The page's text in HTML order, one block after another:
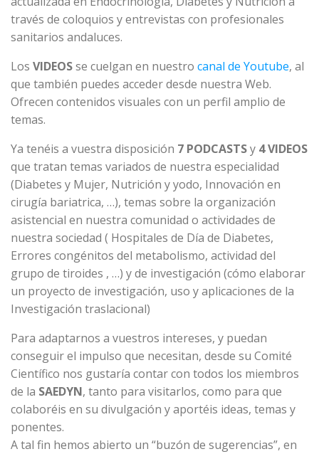
través de coloquios y entrevistas con profesionales
sanitarios andaluces.
Los VIDEOSse cuelgan en nuestro canal de Youtube, al
que también puedes acceder desde nuestra Web.
Ofrecen contenidos visuales con un perfil amplio de
temas.
Ya tenéis a vuestra disposición 7 PODCASTSy 4 VIDEOS
que tratan temas variados de nuestra especialidad
(Diabetes y Mujer, Nutrición y yodo, Innovación en
cirugía bariatrica, …), temas sobre la organización
asistencial en nuestra comunidad o actividades de
nuestra sociedad ( Hospitales de Día de Diabetes,
Errores congénitos del metabolismo, actividad del
grupo de tiroides , …) y de investigación (cómo elaborar
un proyecto de investigación, uso y aplicaciones de la
Investigación traslacional)
Para adaptarnos a vuestros intereses, y puedan
conseguir el impulso que necesitan, desde su Comité
Científico nos gustaría contar con todos los miembros
de la SAEDYN, tanto para visitarlos, como para que
colaboréis en su divulgación y aportéis ideas, temas y
ponentes.
A tal fin hemos abierto un “buzón de sugerencias”, en